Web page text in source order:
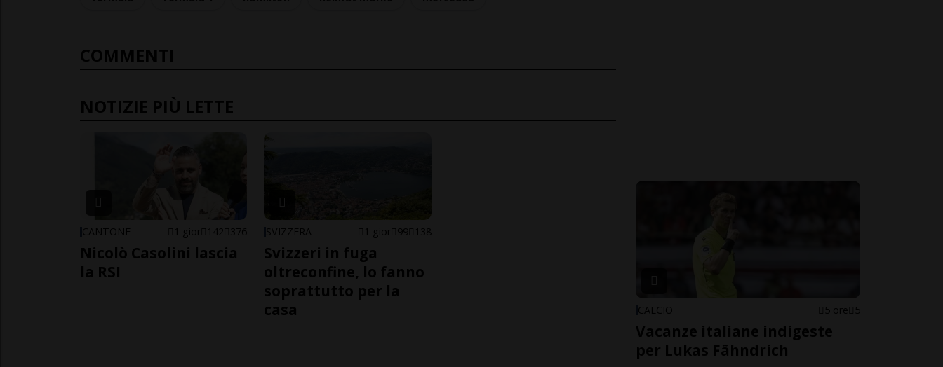
COMMENTI
NOTIZIE PIÙ LETTE
CANTONE 1 gior 142 376
Nicolò Casolini lascia
la RSI
SVIZZERA 1 gior 99 138
Svizzeri in fuga
oltreconfine, lo fanno
soprattutto per la
casa
CALCIO 5 ore 5
Vacanze italiane indigeste
per Lukas Fähndrich